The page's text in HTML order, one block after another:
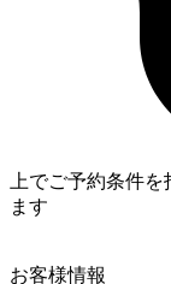
上でご予約条件
ます
お客様情報